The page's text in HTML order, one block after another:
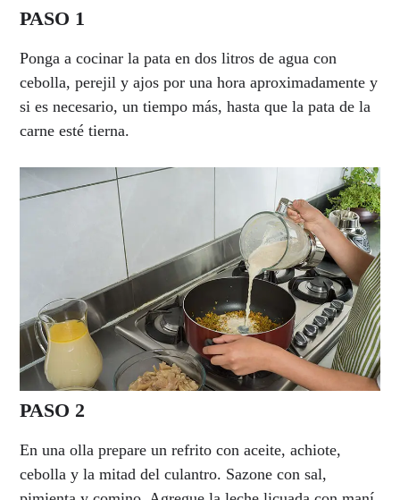
PASO 1
Ponga a cocinar la pata en dos litros de agua con
cebolla, perejil y ajos por una hora aproximadamente y
si es necesario, un tiempo más, hasta que la pata de la
carne esté tierna.
PASO 2
En una olla prepare un refrito con aceite, achiote,
cebolla y la mitad del culantro. Sazone con sal,